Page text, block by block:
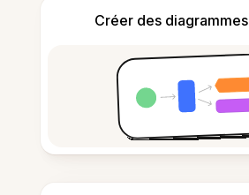
Créer des